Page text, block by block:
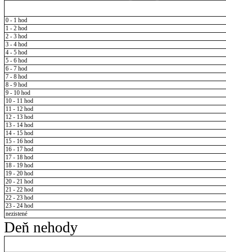
0 - 1 hod
1 - 2 hod
2 - 3 hod
3 - 4 hod
4 - 5 hod
5 - 6 hod
6 - 7 hod
7 - 8 hod
8 - 9 hod
9 - 10 hod
10 - 11 hod
11 - 12 hod
12 - 13 hod
13 - 14 hod
14 - 15 hod
15 - 16 hod
16 - 17 hod
17 - 18 hod
18 - 19 hod
19 - 20 hod
20 - 21 hod
21 - 22 hod
22 - 23 hod
23 - 24 hod
nezistené
Deň nehody